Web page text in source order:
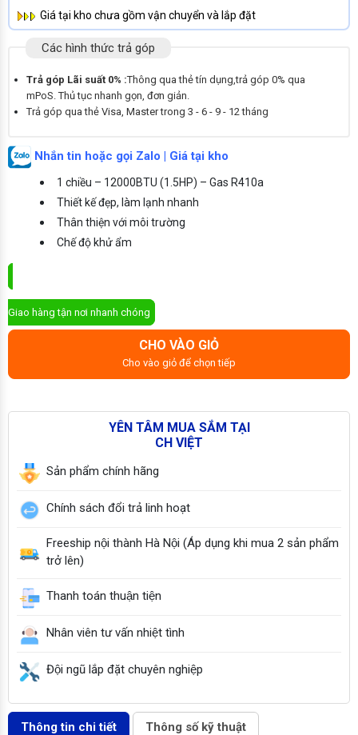
Giá tại kho chưa gồm vận chuyển và lắp đặt
Các hình thức trả góp
Trả góp Lãi suất 0% :Thông qua thẻ tín dụng,trả góp 0% qua
mPoS. Thủ tục nhanh gọn, đơn giản.
Trả góp qua thẻ Visa, Master trong 3 - 6 - 9 - 12 tháng
Nhắn tin hoặc gọi Zalo | Giá tại kho
1 chiều – 12000BTU (1.5HP) – Gas R410a
Thiết kế đẹp, làm lạnh nhanh
Thân thiện với môi trường
Chế độ khử ẩm
Giao hàng tận nơi nhanh chóng
CHO VÀO GIỎ
Cho vào giỏ để chọn tiếp
YÊN TÂM MUA SẮM TẠI
CH VIỆT
Sản phẩm chính hãng
Chính sách đổi trả linh hoạt
Freeship nội thành Hà Nội (Áp dụng khi mua 2 sản phẩm
trở lên)
Thanh toán thuận tiện
Nhân viên tư vấn nhiệt tình
Đội ngũ lắp đặt chuyên nghiệp
Thông tin chi tiết Thông số kỹ thuật